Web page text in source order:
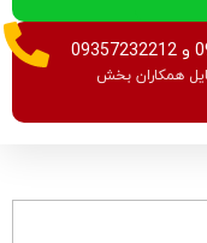
16 با شماره موبایل همکاران بخش